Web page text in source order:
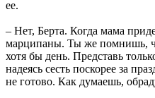
ее.
– Нет, Берта. Когда мама
марципаны. Ты же помнишь,
хотя бы день. Представь
надеясь сесть поскорее за
не готово. Как думаешь,